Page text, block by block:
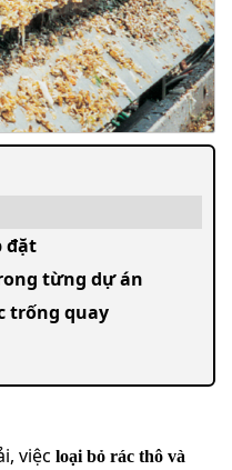
đặt
từng dự án
trống quay
việc loại bỏ rác thô và